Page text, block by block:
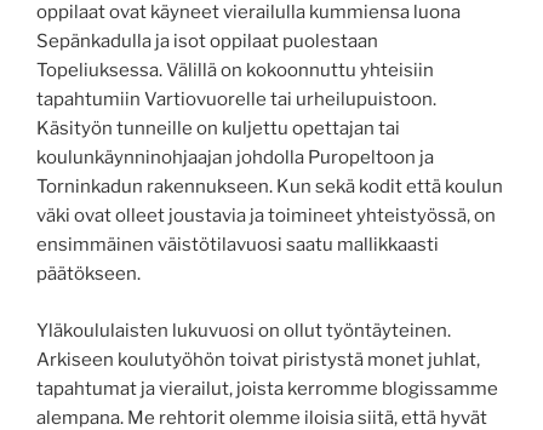
oppilaat ovat käyneet vierailulla kummiensa luona
Sepänkadulla ja isot oppilaat puolestaan
Topeliuksessa. Välillä on kokoonnuttu yhteisiin
tapahtumiin Vartiovuorelle tai urheilupuistoon.
Käsityön tunneille on kuljettu opettajan tai
koulunkäynninohjaajan johdolla Puropeltoon ja
Torninkadun rakennukseen. Kun sekä kodit että koulun
väki ovat olleet joustavia ja toimineet yhteistyössä, on
ensimmäinen väistötilavuosi saatu mallikkaasti
päätökseen.
Yläkoululaisten lukuvuosi on ollut työntäyteinen.
Arkiseen koulutyöhön toivat piristystä monet juhlat,
tapahtumat ja vierailut, joista kerromme blogissamme
alempana. Me rehtorit olemme iloisia siitä, että hyvät